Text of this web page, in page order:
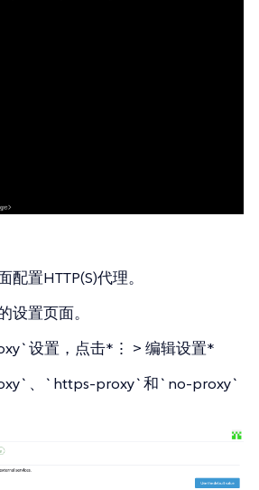
置HTTP(S)代理。
设置页面。
设置，点击*⋮ > 编辑设置*
、`https-proxy`和`no-proxy`